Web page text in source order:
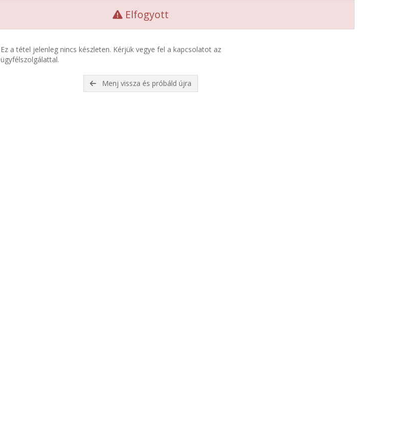
Elfogyott
Ez a tétel jelenleg nincs készleten. Kérjük vegye fel a kapcsolatot az
ügyfélszolgálattal.
Menj vissza és próbáld újra